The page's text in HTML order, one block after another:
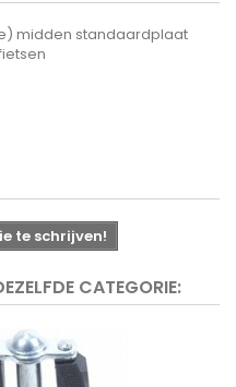
midden standaardplaat
te schrijven!
CATEGORIE: